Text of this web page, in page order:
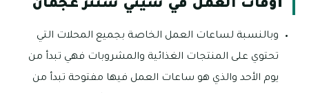
أوقات العمل في سيتي سنتر عجمان
وبالنسبة لساعات العمل الخاصة بجميع المحلات التي
تحتوي على المنتجات الغذائية والمشروبات فهي تبدأ من
يوم الأحد والذي هو ساعات العمل فيها مفتوحة تبدأ من